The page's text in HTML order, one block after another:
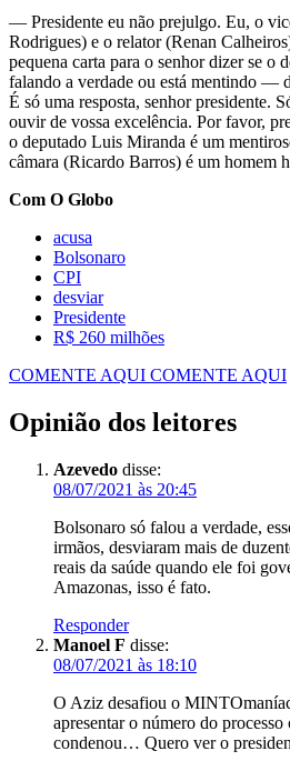
— Presidente eu não prejulgo. Eu, o
Rodrigues) e o relator (Renan
pequena carta para o senhor dizer se o
falando a verdade ou está mentindo —
É só uma resposta, senhor presidente.
ouvir de vossa excelência. Por favor,
o deputado Luis Miranda é um
câmara (Ricardo Barros) é um homem
Com O Globo
acusa
Bolsonaro
CPI
desviar
Presidente
R$ 260 milhões
COMENTE AQUI COMENTE AQUI
Opinião dos leitores
Azevedo disse:
08/07/2021 às 20:45
Bolsonaro só falou a verdade,
irmãos, desviaram mais de
reais da saúde quando ele foi
Amazonas, isso é fato.
Responder
Manoel F disse:
08/07/2021 às 18:10
O Aziz desafiou o
apresentar o número do
condenou… Quero ver o